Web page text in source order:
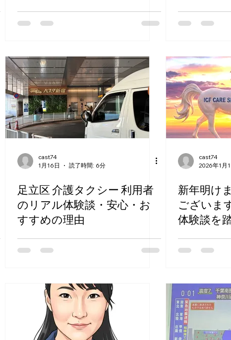
cast74
1月16日
読了時間: 6分
足立区 介護タクシー 利用者
のリアル体験談・安心・お
すすめの理由
cast74
2026年1月1
新年明け
ございま
体験談を